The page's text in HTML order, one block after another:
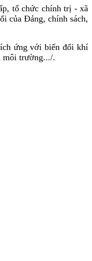
tổ chức chính trị - xã
của Đảng, chính sách,
ứng với biến đổi khí
môi trường.../.